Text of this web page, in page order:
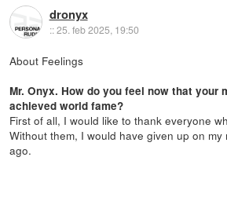
dronyx
::25. feb 2025, 19:50
About Feelings
Mr. Onyx. How do you feel now that your
achieved world fame?
First of all, I would like to thank everyone
Without them, I would have given up on my
ago.